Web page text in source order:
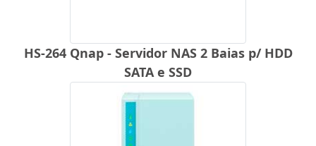
HS-264 Qnap - Servidor NAS 2 Baias p/ HDD
SATA e SSD